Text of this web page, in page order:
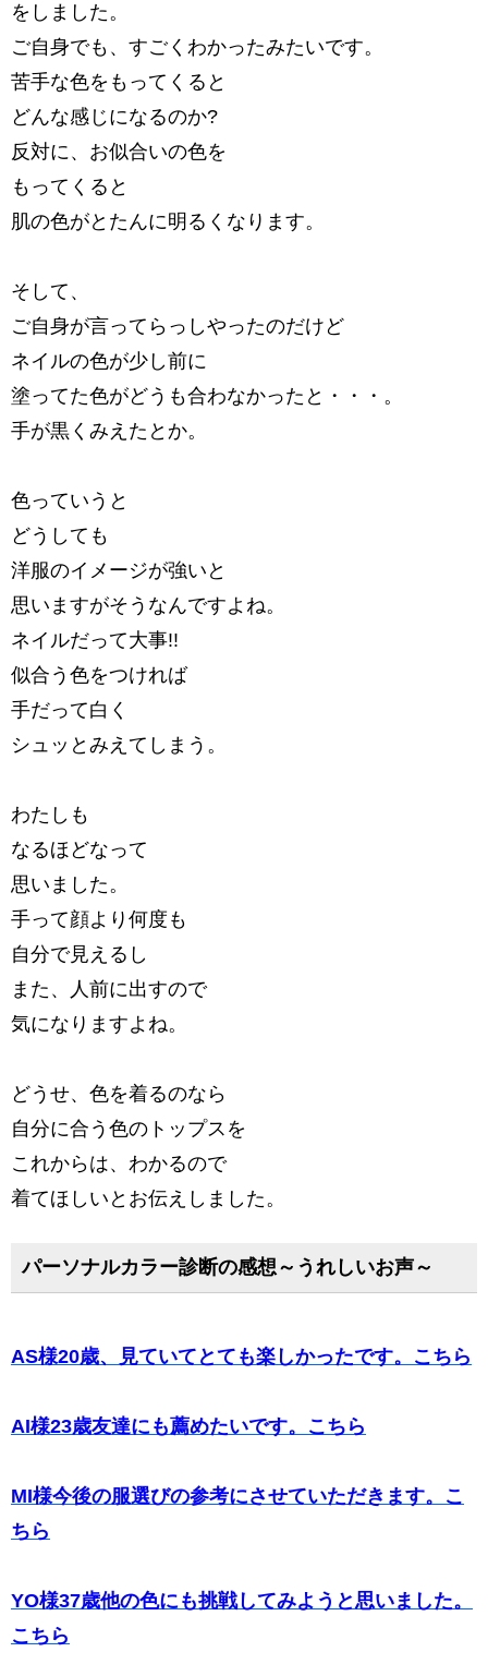
をしました。
ご自身でも、すごくわかったみたいです。
苦手な色をもってくると
どんな感じになるのか?
反対に、お似合いの色を
もってくると
肌の色がとたんに明るくなります。
そして、
ご自身が言ってらっしやったのだけど
ネイルの色が少し前に
塗ってた色がどうも合わなかったと・・・。
手が黒くみえたとか。
色っていうと
どうしても
洋服のイメージが強いと
思いますがそうなんですよね。
ネイルだって大事!!
似合う色をつければ
手だって白く
シュッとみえてしまう。
わたしも
なるほどなって
思いました。
手って顔より何度も
自分で見えるし
また、人前に出すので
気になりますよね。
どうせ、色を着るのなら
自分に合う色のトップスを
これからは、わかるので
着てほしいとお伝えしました。
パーソナルカラー診断の感想～うれしいお声～
AS様20歳、見ていてとても楽しかったです。こちら
AI様23歳友達にも薦めたいです。こちら
MI様今後の服選びの参考にさせていただきます。こ
ちら
YO様37歳他の色にも挑戦してみようと思いました。
こちら